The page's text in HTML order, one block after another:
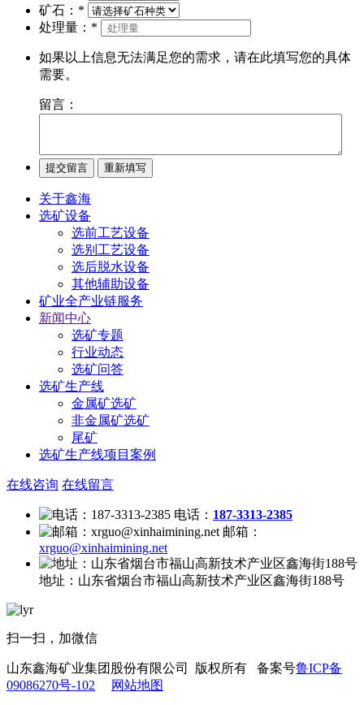
矿石： *
处理量： *
如果以上信息无法满足您的需求，请在此填写您的具体
需要。
留言：
关于鑫海
选矿设备
选前工艺设备
选别工艺设备
选后脱水设备
其他辅助设备
矿业全产业链服务
新闻中心
选矿专题
行业动态
选矿问答
选矿生产线
金属矿选矿
非金属矿选矿
尾矿
选矿生产线项目案例
在线咨询 在线留言
电话： 187-3313-2385
邮箱：
xrguo@xinhaimining.net
地址： 山东省烟台市福山高新技术产业区鑫海街188号
扫一扫，加微信
山东鑫海矿业集团股份有限公司 版权所有 备案号鲁ICP备
09086270号-102
网站地图